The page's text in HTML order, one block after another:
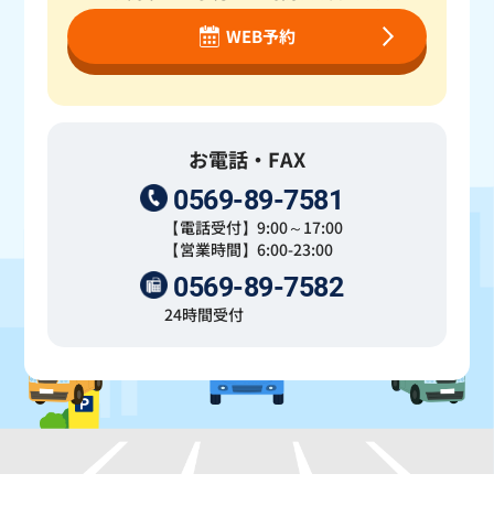
WEB予約
お電話・FAX
0569-89-7581
【電話受付】9:00～17:00
【営業時間】6:00-23:00
0569-89-7582
24時間受付